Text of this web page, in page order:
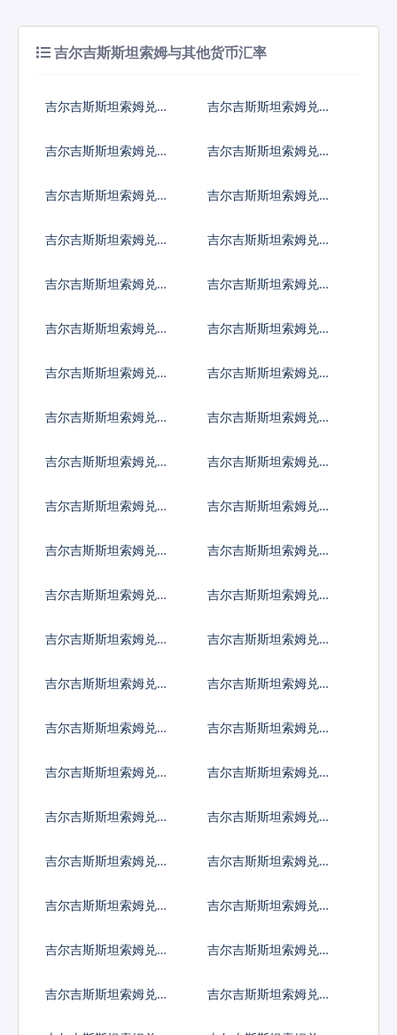
吉尔吉斯斯坦索姆与其他货币汇率
吉尔吉斯斯坦索姆兑人
吉尔吉斯斯坦索姆兑美
吉尔吉斯斯坦索姆兑日
吉尔吉斯斯坦索姆兑欧
吉尔吉斯斯坦索姆兑英
吉尔吉斯斯坦索姆兑港
吉尔吉斯斯坦索姆兑韩
吉尔吉斯斯坦索姆兑澳
吉尔吉斯斯坦索姆兑加
吉尔吉斯斯坦索姆兑新
吉尔吉斯斯坦索姆兑保
吉尔吉斯斯坦索姆兑捷
吉尔吉斯斯坦索姆兑丹
吉尔吉斯斯坦索姆兑匈
吉尔吉斯斯坦索姆兑波
吉尔吉斯斯坦索姆兑罗
吉尔吉斯斯坦索姆兑瑞
吉尔吉斯斯坦索姆兑瑞
吉尔吉斯斯坦索姆兑挪
吉尔吉斯斯坦索姆兑克
吉尔吉斯斯坦索姆兑卢
吉尔吉斯斯坦索姆兑土
吉尔吉斯斯坦索姆兑巴
吉尔吉斯斯坦索姆兑印
吉尔吉斯斯坦索姆兑以
吉尔吉斯斯坦索姆兑印
吉尔吉斯斯坦索姆兑墨
吉尔吉斯斯坦索姆兑林
吉尔吉斯斯坦索姆兑新
吉尔吉斯斯坦索姆兑菲
吉尔吉斯斯坦索姆兑泰
吉尔吉斯斯坦索姆兑南
吉尔吉斯斯坦索姆兑冰
吉尔吉斯斯坦索姆兑新
吉尔吉斯斯坦索姆兑澳
吉尔吉斯斯坦索姆兑津
吉尔吉斯斯坦索姆兑阿
吉尔吉斯斯坦索姆兑阿
吉尔吉斯斯坦索姆兑阿
吉尔吉斯斯坦索姆兑亚
吉尔吉斯斯坦索姆兑安
吉尔吉斯斯坦索姆兑阿